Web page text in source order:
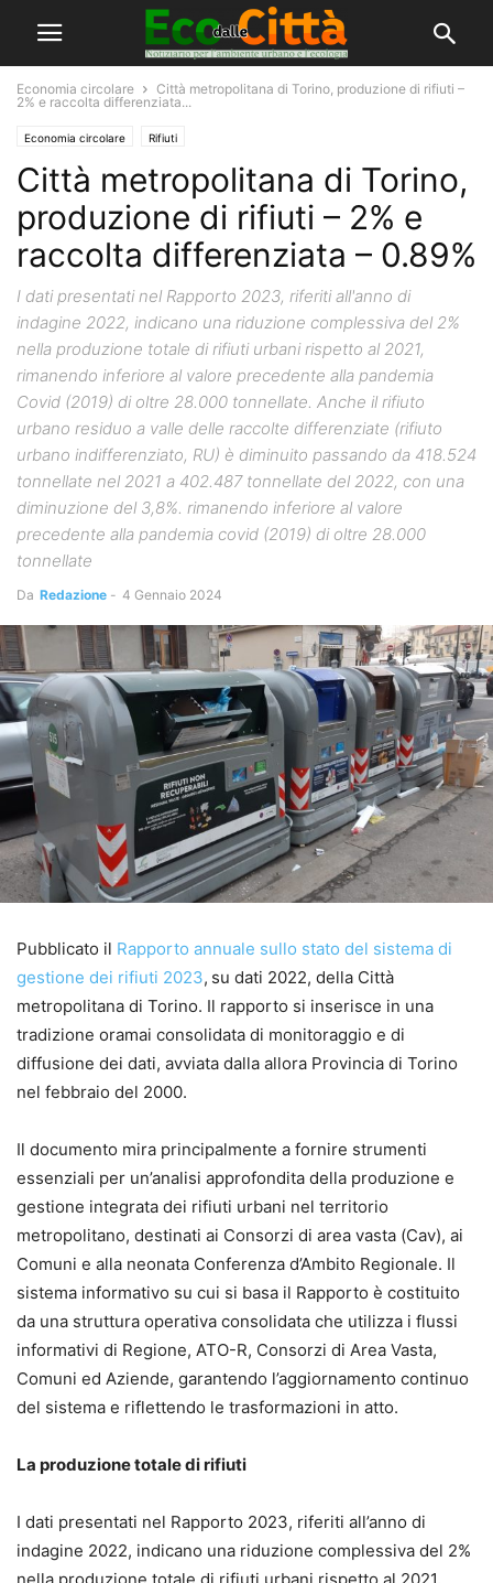
Economia circolare
Città metropolitana di Torino, produzione di rifiuti –
2% e raccolta differenziata...
Economia circolare Rifiuti
Città metropolitana di Torino,
produzione di rifiuti – 2% e
raccolta differenziata – 0.89%
I dati presentati nel Rapporto 2023, riferiti all'anno di
indagine 2022, indicano una riduzione complessiva del 2%
nella produzione totale di rifiuti urbani rispetto al 2021,
rimanendo inferiore al valore precedente alla pandemia
Covid (2019) di oltre 28.000 tonnellate. Anche il rifiuto
urbano residuo a valle delle raccolte differenziate (rifiuto
urbano indifferenziato, RU) è diminuito passando da 418.524
tonnellate nel 2021 a 402.487 tonnellate del 2022, con una
diminuzione del 3,8%. rimanendo inferiore al valore
precedente alla pandemia covid (2019) di oltre 28.000
tonnellate
Da Redazione - 4 Gennaio 2024
Pubblicato il Rapporto annuale sullo stato del sistema di
gestione dei rifiuti 2023, su dati 2022, della Città
metropolitana di Torino. Il rapporto si inserisce in una
tradizione oramai consolidata di monitoraggio e di
diffusione dei dati, avviata dalla allora Provincia di Torino
nel febbraio del 2000.
Il documento mira principalmente a fornire strumenti
essenziali per un’analisi approfondita della produzione e
gestione integrata dei rifiuti urbani nel territorio
metropolitano, destinati ai Consorzi di area vasta (Cav), ai
Comuni e alla neonata Conferenza d’Ambito Regionale. Il
sistema informativo su cui si basa il Rapporto è costituito
da una struttura operativa consolidata che utilizza i flussi
informativi di Regione, ATO-R, Consorzi di Area Vasta,
Comuni ed Aziende, garantendo l’aggiornamento continuo
del sistema e riflettendo le trasformazioni in atto.
La produzione totale di rifiuti
I dati presentati nel Rapporto 2023, riferiti all’anno di
indagine 2022, indicano una riduzione complessiva del 2%